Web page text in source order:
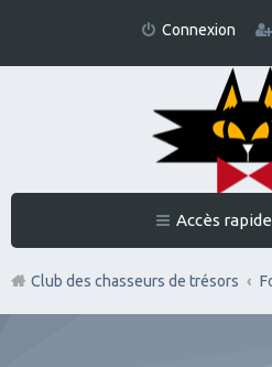
Connexion
Accès rapide
Club des chasseurs de trésors